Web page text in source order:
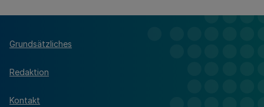
Grundsätzliches
Redaktion
Kontakt